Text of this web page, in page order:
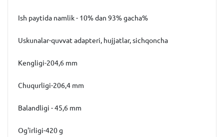
Ish paytida namlik - 10% dan 93% gacha%
Uskunalar-quvvat adapteri, hujjatlar, sichqoncha
Kengligi-204,6 mm
Chuqurligi-206,4 mm
Balandligi - 45,6 mm
Og'irligi-420 g